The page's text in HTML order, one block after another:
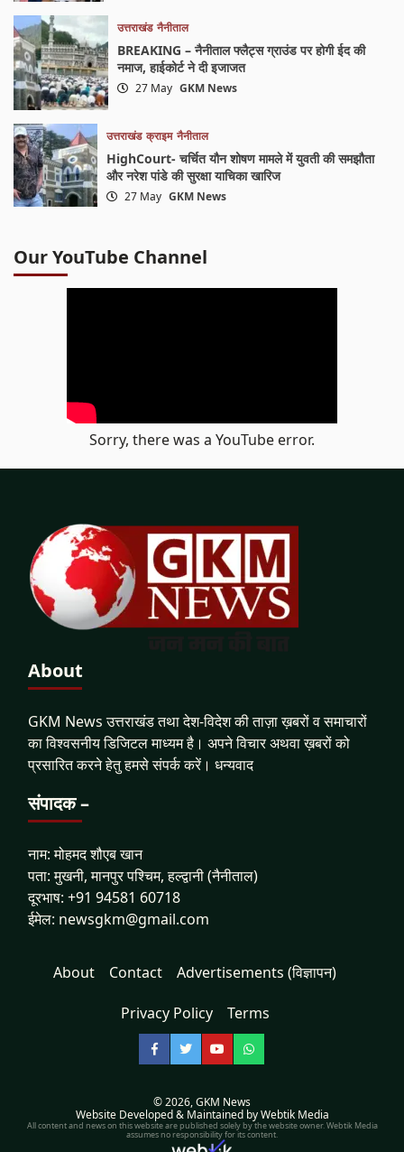
उत्तराखंड नैनीताल
BREAKING – नैनीताल फ्लैट्स ग्राउंड पर होगी ईद की
नमाज, हाईकोर्ट ने दी इजाजत
27 May GKM News
उत्तराखंड क्राइम नैनीताल
HighCourt- चर्चित यौन शोषण मामले में युवती की समझौता
और नरेश पांडे की सुरक्षा याचिका खारिज
27 May GKM News
Our YouTube Channel
Sorry, there was a YouTube error.
About
GKM News उत्तराखंड तथा देश-विदेश की ताज़ा ख़बरों व समाचारों
का विश्वसनीय डिजिटल माध्यम है। अपने विचार अथवा ख़बरों को
प्रसारित करने हेतु हमसे संपर्क करें। धन्यवाद
संपादक –
नाम: मोहमद शौएब खान
पता: मुखनी, मानपुर पश्चिम, हल्द्वानी (नैनीताल)
दूरभाष: +91 94581 60718
ईमेल: newsgkm@gmail.com
About Contact Advertisements (विज्ञापन)
Privacy Policy Terms
Facebook
TwitterYouTubeWhatsApp
© 2026,GKM News
Website Developed & Maintained by Webtik Media
All content and news on this website are published solely by the website owner. Webtik Media
assumes no responsibility for its content.